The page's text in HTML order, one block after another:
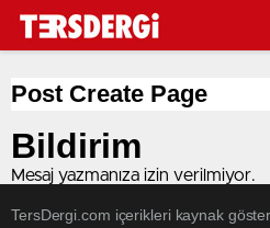
Post Create Page
Bildirim
Mesaj yazmanıza izin verilmiyor.
TersDergi.com içerikleri kaynak